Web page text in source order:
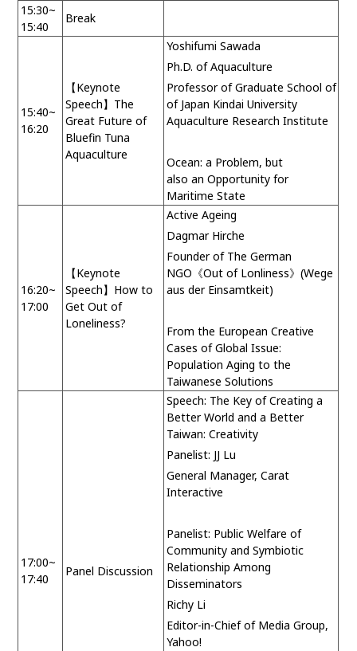
15:30~
15:40
Break
15:40~
16:20
【Keynote
Speech】 The
Great Future of
Bluefin Tuna
Aquaculture
Yoshifumi Sawada
Ph.D. of Aquaculture
Professor of Graduate School of
of Japan Kindai University
Aquaculture Research Institute
Ocean: a Problem, but
also an Opportunity for
Maritime State
16:20~
17:00
【Keynote
Speech】 How to
Get Out of
Loneliness?
Active Ageing
Dagmar Hirche
Founder of The German
NGO 《Out of Lonliness》 (Wege
aus der Einsamtkeit)
From the European Creative
Cases of Global Issue:
Population Aging to the
Taiwanese Solutions
17:00~
17:40
Panel Discussion
Speech: The Key of Creating a
Better World and a Better
Taiwan: Creativity
Panelist: JJ Lu
General Manager, Carat
Interactive
Panelist: Public Welfare of
Community and Symbiotic
Relationship Among
Disseminators
Richy Li
Editor-in-Chief of Media Group,
Yahoo!